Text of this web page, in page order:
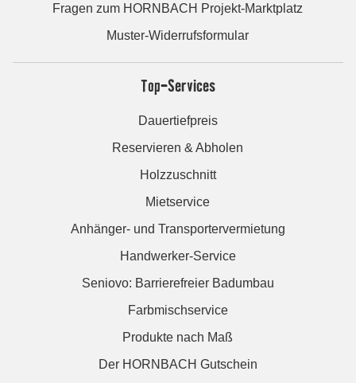
Fragen zum HORNBACH Projekt-Marktplatz
Muster-Widerrufsformular
Top-Services
Dauertiefpreis
Reservieren & Abholen
Holzzuschnitt
Mietservice
Anhänger- und Transportervermietung
Handwerker-Service
Seniovo: Barrierefreier Badumbau
Farbmischservice
Produkte nach Maß
Der HORNBACH Gutschein